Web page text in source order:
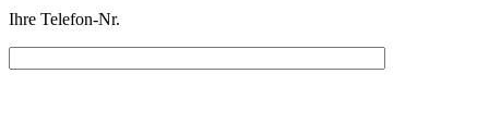
Ihre Telefon-Nr.